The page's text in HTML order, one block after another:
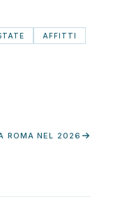
AFFITTI
ROMA NEL 2026